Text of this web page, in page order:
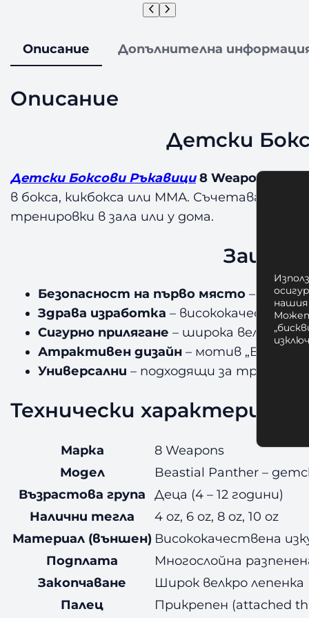
Описание Допълнителна
Описание
Детски
Детски Боксови Ръкавици8 Weapons
в бокса, кикбокса или ММА. Съчетават
тренировки в зала или у дома.
Защо
Безопасност на първо място – мека
Здрава изработка – висококачествена
Сигурно прилягане – широка велкро
Атрактивен дизайн – мотив
Универсални – подходящи за
Технически
Марка
8 Weapons
Модел
Beastial Panther –
Възрастова група
Деца (4 – 12 години)
Налични тегла
4 oz, 6 oz, 8 oz, 10 oz
Материал (външен) Висококачествена
Подплата
Многослойна
Закопчаване
Широк велкро лепенка
Палец
Прикрепен (attached